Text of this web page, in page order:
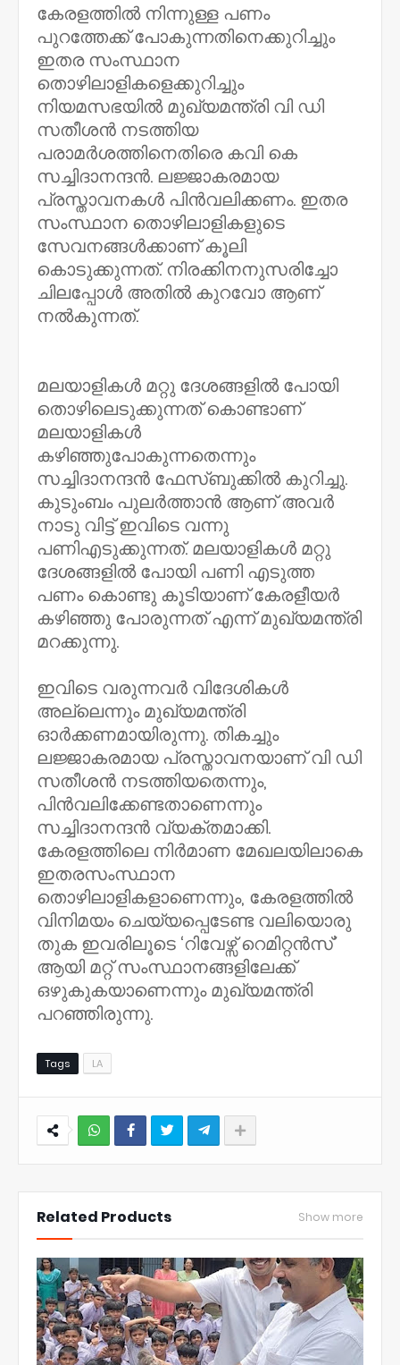
കേരളത്തിൽ നിന്നുള്ള പണം
പുറത്തേക്ക് പോകുന്നതിനെക്കുറിച്ചും
ഇതര സംസ്ഥാന
തൊഴിലാളികളെക്കുറിച്ചും
നിയമസഭയിൽ മുഖ്യമന്ത്രി വി ഡി
സതീശൻ നടത്തിയ
പരാമർശത്തിനെതിരെ കവി കെ
സച്ചിദാനന്ദൻ. ലജ്ജാകരമായ
പ്രസ്താവനകൾ പിൻവലിക്കണം. ഇതര
സംസ്ഥാന തൊഴിലാളികളുടെ
സേവനങ്ങൾക്കാണ് കൂലി
കൊടുക്കുന്നത്. നിരക്കിനനുസരിച്ചോ
ചിലപ്പോൾ അതിൽ കുറവോ ആണ്
നൽകുന്നത്.
മലയാളികൾ മറ്റു ദേശങ്ങളിൽ പോയി
തൊഴിലെടുക്കുന്നത് കൊണ്ടാണ്
മലയാളികൾ
കഴിഞ്ഞുപോകുന്നതെന്നും
സച്ചിദാനന്ദൻ ഫേസ്ബുക്കിൽ കുറിച്ചു.
കുടുംബം പുലര്‍ത്താന്‍ ആണ് അവർ
നാടു വിട്ട് ഇവിടെ വന്നു
പണിഎടുക്കുന്നത്. മലയാളികൾ മറ്റു
ദേശങ്ങളില്‍ പോയി പണി എടുത്ത
പണം കൊണ്ടു കൂടിയാണ് കേരളീയര്‍
കഴിഞ്ഞു പോരുന്നത് എന്ന് മുഖ്യമന്ത്രി
മറക്കുന്നു.
ഇവിടെ വരുന്നവര്‍ വിദേശികള്‍
അല്ലെന്നും മുഖ്യമന്ത്രി
ഓർക്കണമായിരുന്നു. തികച്ചും
ലജ്ജാകരമായ പ്രസ്താവനയാണ് വി ഡി
സതീശൻ നടത്തിയതെന്നും,
പിന്‍വലിക്കേണ്ടതാണെന്നും
സച്ചിദാനന്ദൻ വ്യക്തമാക്കി.
കേരളത്തിലെ നിർമാണ മേഖലയിലാകെ
ഇതരസംസ്ഥാന
തൊഴിലാളികളാണെന്നും, കേരളത്തിൽ
വിനിമയം ചെയ്യപ്പെടേണ്ട വലിയൊരു
തുക ഇവരിലൂടെ ‘റിവേഴ്സ് റെമിറ്റൻസ്’
ആയി മറ്റ് സംസ്ഥാനങ്ങളിലേക്ക്
ഒഴുകുകയാണെന്നും മുഖ്യമന്ത്രി
പറഞ്ഞിരുന്നു.
Tags LA
Related Products Show more